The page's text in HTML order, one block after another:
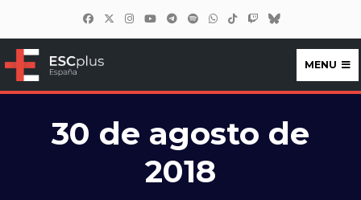
ESCplus España
MENU
30 de agosto de
2018